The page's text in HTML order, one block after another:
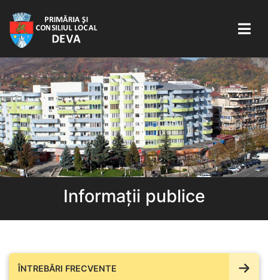
Informații publice
ÎNTREBĂRI FRECVENTE